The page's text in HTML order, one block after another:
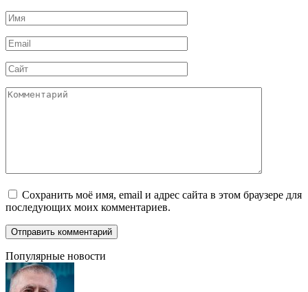
Имя
*
Email
*
Сайт
Комментарий
Сохранить моё имя, email и адрес сайта в этом браузере для
последующих моих комментариев.
Популярные новости